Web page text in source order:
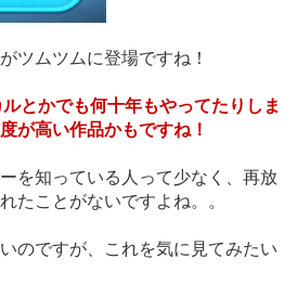
ツムツムに登場ですね！
とかでも何十年もやってたりしま
が高い作品かもですね！
を知っている人って少なく、再放
たことがないですよね。。
のですが、これを気に見てみたい